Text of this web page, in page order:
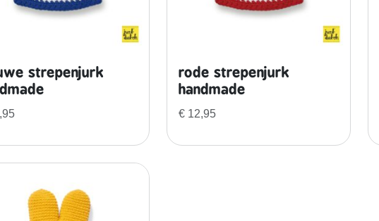
strepenjurk
rode strepenjurk
handmade
€12,95